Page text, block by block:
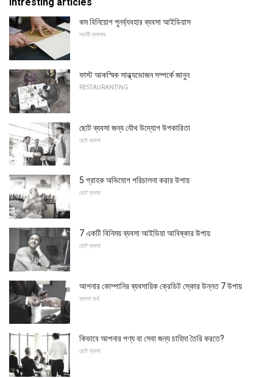
Intresting articles
কম বিনিয়োগ পুনর্ব্যবহার ব্যবসা আইডিয়াস
স্থায়ী ব্যবসার
ফাস্ট আকস্মিক সান্ধ্যভোজন সম্পর্কে জানুন
RESTAURANTING
ছোট ব্যবসা জন্য যৌথ উদ্যোগ উপকারিতা
ছোট ব্যবসা
5 গ্রাহক অভিযোগ পরিচালনা করার উপায়
ছোট ব্যবসা
7 একটি বিনিময় ব্যবসা আইডিয়া আবিষ্কার উপায়
ছোট ব্যবসা
আপনার কোম্পানির ব্যবসায়িক ক্রেডিট স্কোর উন্নত 7 উপায়
ব্যবসা অর্থ
কিভাবে আপনার পণ্য বা সেবা জন্য চাহিদা তৈরি করতে?
ছোট ব্যবসা